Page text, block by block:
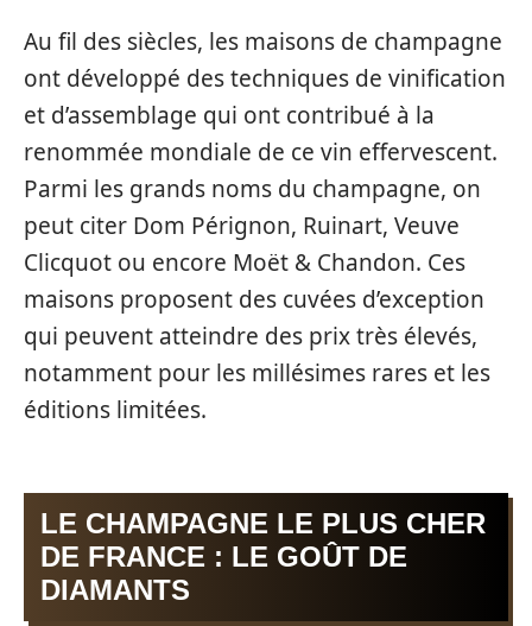
Au fil des siècles, les maisons de champagne
ont développé des techniques de vinification
et d’assemblage qui ont contribué à la
renommée mondiale de ce vin effervescent.
Parmi les grands noms du champagne, on
peut citer Dom Pérignon, Ruinart, Veuve
Clicquot ou encore Moët & Chandon. Ces
maisons proposent des cuvées d’exception
qui peuvent atteindre des prix très élevés,
notamment pour les millésimes rares et les
éditions limitées.
LE CHAMPAGNE LE PLUS CHER
DE FRANCE : LE GOÛT DE
DIAMANTS